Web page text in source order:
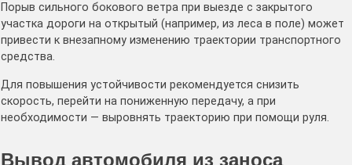
Порыв сильного бокового ветра при выезде с закрытого
участка дороги на открытый (например, из леса в поле) может
привести к внезапному изменению траектории транспортного
средства.
Для повышения устойчивости рекомендуется снизить
скорость, перейти на пониженную передачу, а при
необходимости — выровнять траекторию при помощи руля.
Вывод автомобиля из заноса